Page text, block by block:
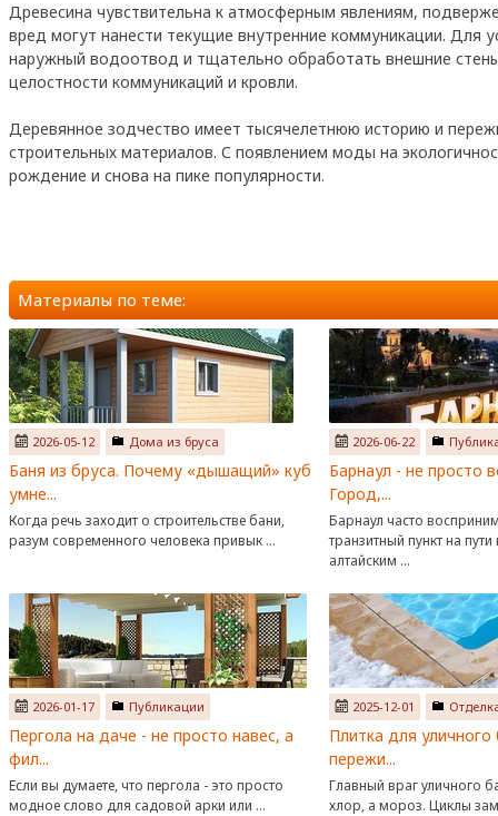
Древесина чувствительна к атмосферным явлениям,
вред могут нанести текущие внутренние коммуникации. Для
наружный водоотвод и тщательно обработать внешние
целостности коммуникаций и кровли.
Деревянное зодчество имеет тысячелетнюю историю и
строительных материалов. С появлением моды на
рождение и снова на пике популярности.
Материалы по теме:
2026-05-12 Дома из бруса
Баня из бруса. Почему «дышащий» куб
умне...
Когда речь заходит о строительстве бани,
разум современного человека привык ...
2026-06-22
Барнаул - не просто
Город,...
Барнаул часто
транзитный пункт на
алтайским ...
2026-01-17 Публикации
Пергола на даче - не просто навес, а
фил...
Если вы думаете, что пергола - это просто
модное слово для садовой арки или ...
2025-12-01
Плитка для уличного
пережи...
Главный враг уличного
хлор, а мороз. Циклы